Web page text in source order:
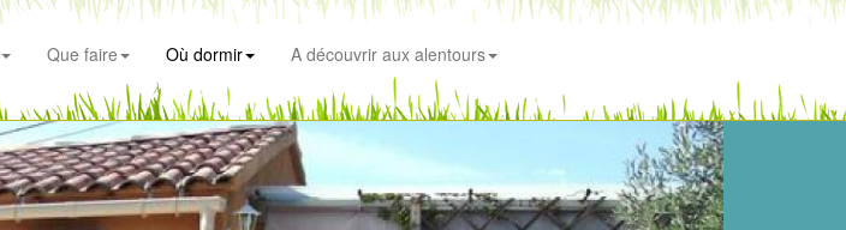
Que faire Où dormir A découvrir aux alentours